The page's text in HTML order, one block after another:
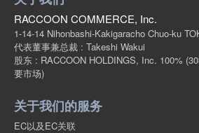
RACCOON COMMERCE, Inc.
1-14-14 Nihonbashi-Kakigaracho Chuo-ku
代表董事兼总裁 : Takeshi Wakui
股东 : RACCOON HOLDINGS, Inc. 100%
要市场)
关于我们的服务
EC以及EC关联